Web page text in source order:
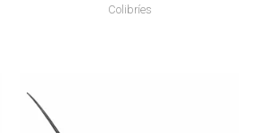
Colibríes